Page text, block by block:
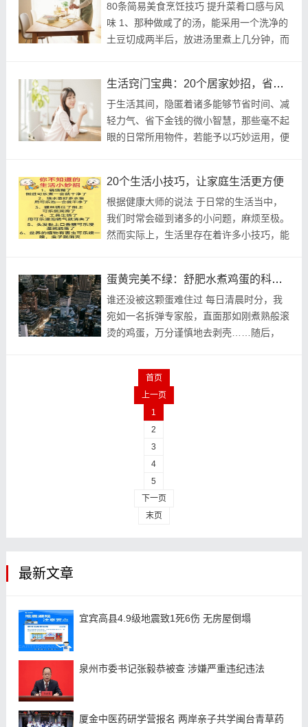
80条简易美食烹饪技巧 提升菜肴口感与风
味 1、那种做咸了的汤，能采用一个洗净的
土豆切成两半后，放进汤里煮上几分钟，而
巧来说...
生活窍门宝典：20个居家妙招，省钱省力好上手
于生活其间，隐匿着诸多能够节省时间、减
轻力气、省下金钱的微小智慧，那些毫不起
眼的日常所用物件，若能予以巧妙运用，便
门，包含清...
20个生活小技巧，让家庭生活更方便
根据健康大师的说法 于日常的生活当中，
我们时常会碰到诸多的小问题，麻烦至极。
然而实际上，生活里存在着许多小技巧，能
得更为...
蛋黄完美不绿：舒肥水煮鸡蛋的科学煮法
谁还没被这颗蛋难住过 每日清晨时分，我
宛如一名拆弹专家般，直面那如刚煮熟般滚
烫的鸡蛋，万分谨慎地去剥壳……随后，
蛋。这便...首页
上一页
1
2
3
4
5
下一页
末页
最新文章
宜宾高县4.9级地震致1死6伤 无房屋倒塌
泉州市委书记张毅恭被查 涉嫌严重违纪违法
厦金中医药研学营报名 两岸亲子共学闽台青草药